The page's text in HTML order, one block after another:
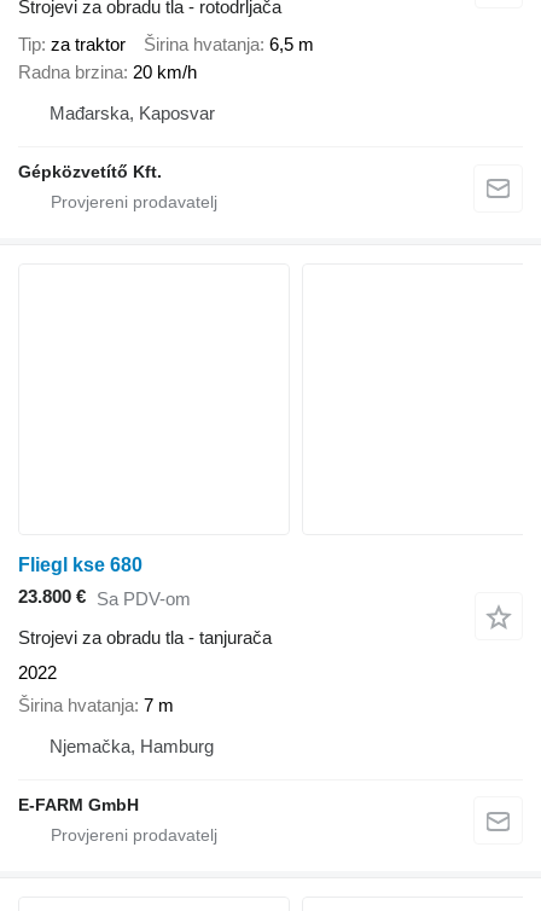
Strojevi za obradu tla - rotodrljača
Tip za traktor Širina hvatanja 6,5 m
Radna brzina 20 km/h
Mađarska, Kaposvar
Gépközvetítő Kft.
Fliegl kse 680
23.800 € Sa PDV-om
Strojevi za obradu tla - tanjurača
2022
Širina hvatanja 7 m
Njemačka, Hamburg
E-FARM GmbH